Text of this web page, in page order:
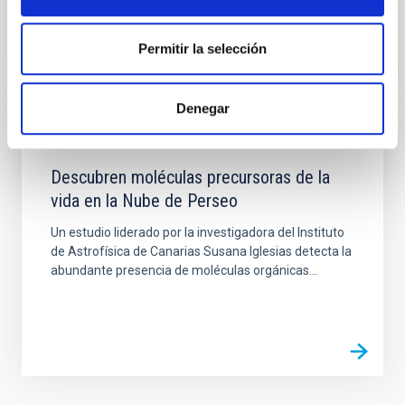
Permitir la selección
Denegar
Descubren moléculas precursoras de la
vida en la Nube de Perseo
Un estudio liderado por la investigadora del Instituto
de Astrofísica de Canarias Susana Iglesias detecta la
abundante presencia de moléculas orgánicas...